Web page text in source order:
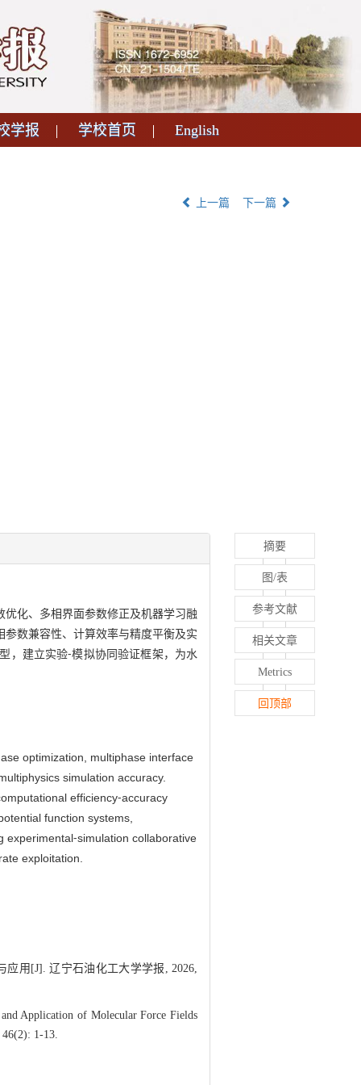
学报 学校首页 English
上一篇 下一篇
化、多相界面参数修正及机器学习融
数兼容性、计算效率与精度平衡及实
，建立实验⁃模拟协同验证框架，为水
optimization, multiphase interface
simulation accuracy.
efficiency⁃accuracy
function systems,
collaborative
exploitation.
用[J]. 辽宁石油化工大学学报, 2026,
Application of Molecular Force Fields
46(2): 1-13.
摘要
图/表
参考文献
相关文章
Metrics
回顶部